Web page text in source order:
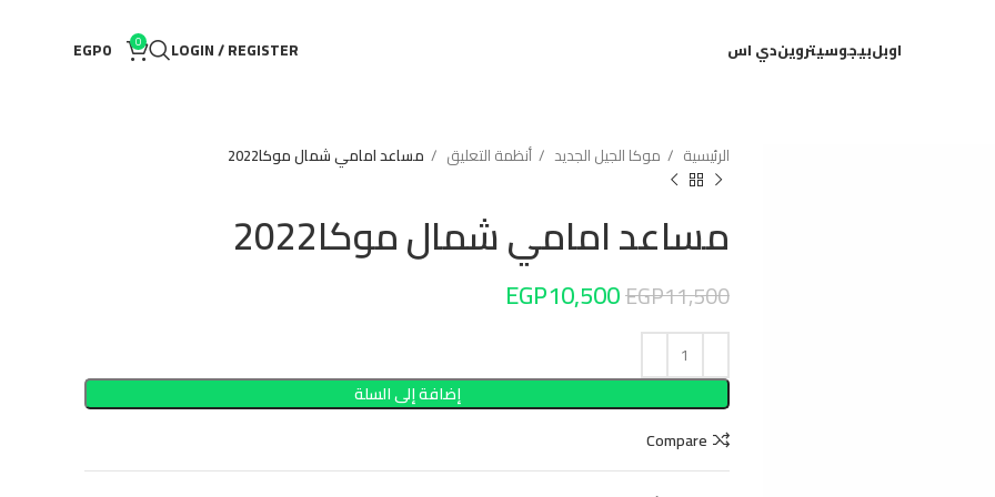
اوبلبيجوسيترويندي اس LOGIN / REGISTER
0
EGP0
الرئيسية موكا الجيل الجديد أنظمة التعليق مساعد امامي شمال موكا2022
مساعد امامي شمال موكا2022
EGP11,500
EGP10,500
إضافة إلى السلة
Compare